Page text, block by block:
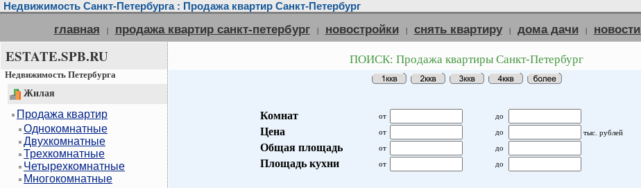
Недвижимость Санкт-Петербурга : Продажа квартир Санкт-Петербург
главная | продажа квартир санкт-петербург | новостройки | снять квартиру | дома дачи | новости
ESTATE.SPB.RU
Недвижимость Петербурга
Жилая
Продажа квартир
Однокомнатные
Двухкомнатные
Трехкомнатные
Четырехкомнатные
Многокомнатные
ПОИСК: Продажа квартиры Санкт-Петербург
Комнат от до
Цена от до тыс. рублей
Общая площадь от до
Площадь кухни от до